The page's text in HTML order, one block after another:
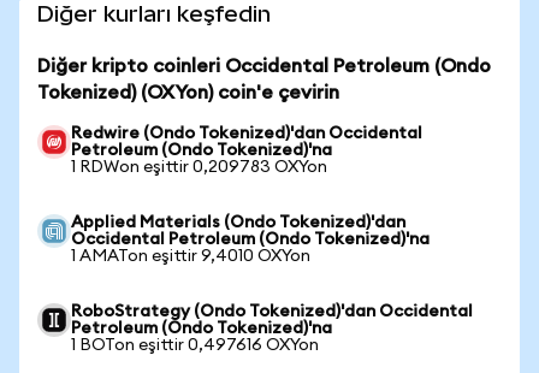
Diğer kurları keşfedin
Diğer kripto coinleri Occidental Petroleum (Ondo
Tokenized) (OXYon) coin'e çevirin
Redwire (Ondo Tokenized)'dan Occidental
Petroleum (Ondo Tokenized)'na
1 RDWon eşittir 0,209783 OXYon
Applied Materials (Ondo Tokenized)'dan
Occidental Petroleum (Ondo Tokenized)'na
1 AMATon eşittir 9,4010 OXYon
RoboStrategy (Ondo Tokenized)'dan Occidental
Petroleum (Ondo Tokenized)'na
1 BOTon eşittir 0,497616 OXYon